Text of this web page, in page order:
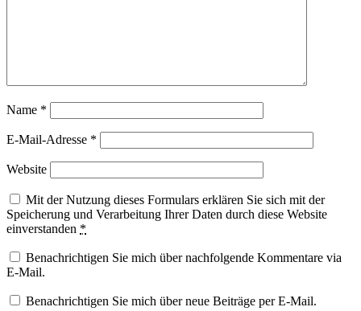
Name *
E-Mail-Adresse *
Website
Mit der Nutzung dieses Formulars erklären Sie sich mit der
Speicherung und Verarbeitung Ihrer Daten durch diese Website
einverstanden *
Benachrichtigen Sie mich über nachfolgende Kommentare via
E-Mail.
Benachrichtigen Sie mich über neue Beiträge per E-Mail.